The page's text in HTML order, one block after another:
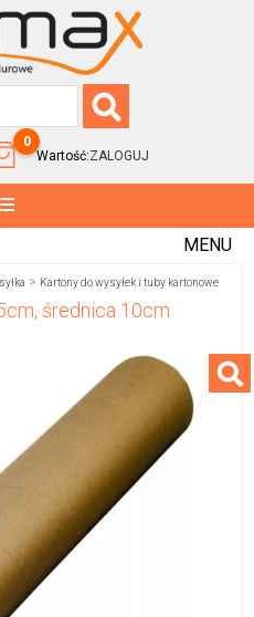
0
Wartość:ZALOGUJ
MENU
> Kartony do wysyłek i tuby kartonowe
średnica 10cm